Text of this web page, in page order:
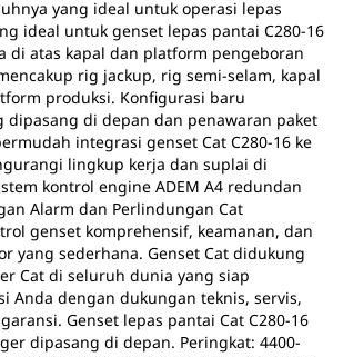
yang ideal untuk operasi lepas
ideal untuk genset lepas pantai C280-16
di atas kapal dan platform pengeboran
rig jackup, rig semi-selam, kapal
produksi. Konfigurasi baru
dipasang di depan dan penawaran paket
integrasi genset Cat C280-16 ke
lingkup kerja dan suplai di
kontrol engine ADEM A4 redundan
Alarm dan Perlindungan Cat
genset komprehensif, keamanan, dan
yang sederhana. Genset Cat didukung
Cat di seluruh dunia yang siap
Anda dengan dukungan teknis, servis,
Genset lepas pantai Cat C280-16
dipasang di depan. Peringkat: 4400-